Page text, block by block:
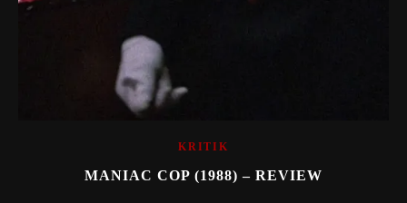
KRITIK
MANIAC COP (1988) – REVIEW